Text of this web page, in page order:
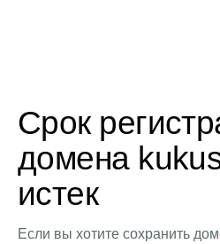
Срок
домена
истек
Если вы хотите сохранить